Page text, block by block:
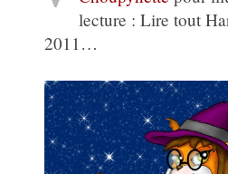
lecture : Lire tout
2011…